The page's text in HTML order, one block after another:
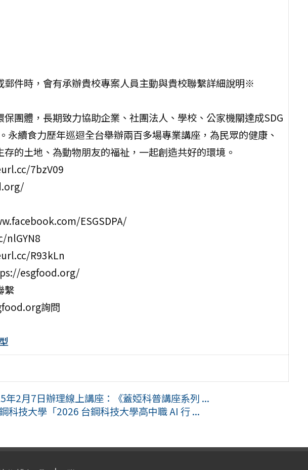
件時，會有承辦貴校專案人員主動與貴校聯繫詳細說明※
團體，長期致力協助企業、社團法人、學校、公家機關達成SDG
永續食力歷年巡迴全台舉辦兩百多場專業講座，為民眾的健康、
的土地、為動物朋友的福祉，一起創造共好的環境。
7bzV09
ESGSDPA/
nlGYN8
R93kLn
esgfood.org/
繫
詢問
年2月7日辦理線上講座：《蓋婭科普講座系列 ...
科技大學「2026 台鋼科技大學高中職 AI 行 ...